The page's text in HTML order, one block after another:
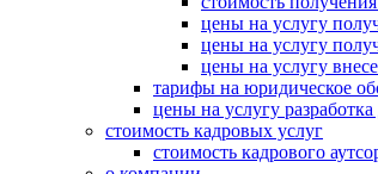
цены на услугу
цены на услугу
цены на услугу
тарифы на юридическое
цены на услугу разработка
стоимость кадровых услуг
стоимость кадрового